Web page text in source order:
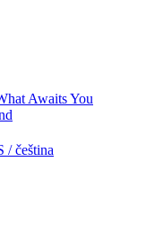
Awaits You
/ čeština